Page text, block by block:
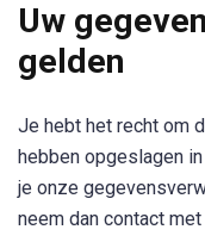
Uw
gelden
Je hebt het recht om
hebben opgeslagen
je onze
neem dan contact